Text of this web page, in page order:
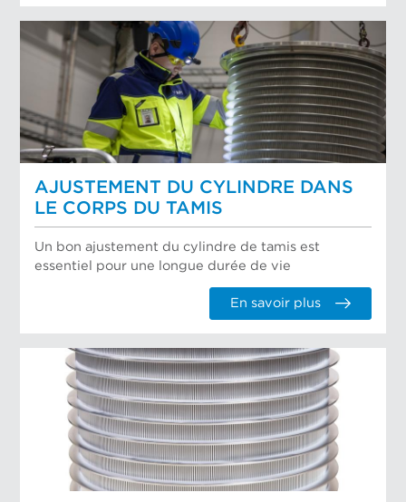
AJUSTEMENT DU CYLINDRE DANS
LE CORPS DU TAMIS
Un bon ajustement du cylindre de tamis est
essentiel pour une longue durée de vie
En savoir plus